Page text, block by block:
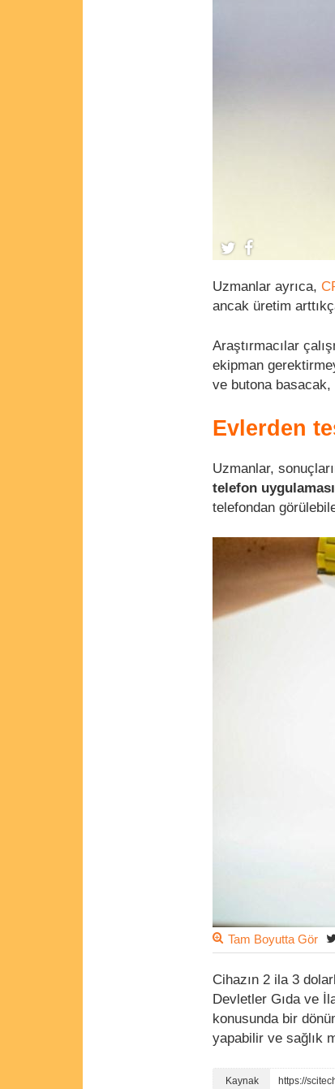
Uzmanlar ayrıca,
ancak üretim
Araştırmacılar
ekipman
ve butona
Evlerden
Uzmanlar,
telefon uygulaması
telefondan
Tam Boyutta Gör
Cihazın 2 ila 3
Devletler Gıda ve
konusunda bir
yapabilir ve sağlık
https://